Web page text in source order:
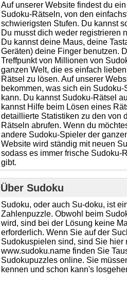
Auf unserer Website findest du
Sudoku-Rätseln, von den
schwierigsten Stufen. Du kannst
Du musst dich weder registrieren
Du kannst deine Maus, deine
Geräten) deine Finger benutzen.
Treffpunkt von Millionen von
ganzen Welt, die es einfach
Rätsel zu lösen. Auf unserer
bekommen, was sich ein
kann. Du kannst Sudoku-Rätsel
kannst Hilfe beim Lösen eines
detaillierte Statistiken zu den von
Rätseln abrufen. Wenn du
andere Sudoku-Spieler der
Website wird ständig mit neuen
sodass es immer frische Sudoku-
gibt.
Über Sudoku
Sudoku, oder auch Su-doku, ist
Zahlenpuzzle. Obwohl beim
wird, sind bei der Lösung keine
erforderlich. Wenn Sie auf der
Sudokuspielen sind, sind Sie hier
www.sudoku.name finden Sie
Sudokupuzzles online. Sie
kennen und schon kann's